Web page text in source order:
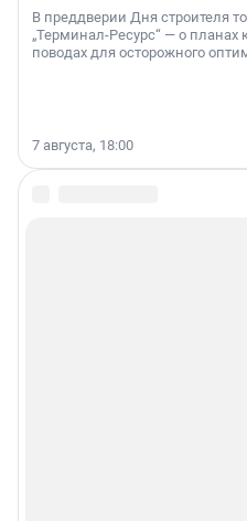
В преддверии Дня строителя
„Терминал-Ресурс“ — о
поводах для осторожного
7 августа, 18:00